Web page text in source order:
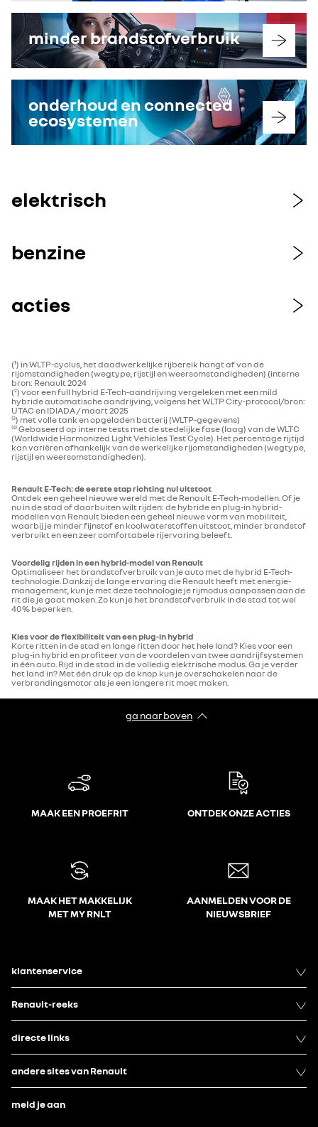
minder brandstofverbruik
onderhoud en connected
ecosystemen
elektrisch
benzine
acties
(¹) in WLTP-cyclus, het daadwerkelijke rijbereik hangt af van de
rijomstandigheden (wegtype, rijstijl en weersomstandigheden) (interne
bron: Renault 2024
(2) voor een full hybrid E-Tech-aandrijving vergeleken met een mild
hybride automatische aandrijving, volgens het WLTP City-protocol/bron:
UTAC en IDIADA / maart 2025
(3) met volle tank en opgeladen batterij (WLTP-gegevens)
(4) Gebaseerd op interne tests met de stedelijke fase (laag) van de WLTC
(Worldwide Harmonized Light Vehicles Test Cycle). Het percentage rijtijd
kan variëren afhankelijk van de werkelijke rijomstandigheden (wegtype,
rijstijl en weersomstandigheden).
Renault E-Tech: de eerste stap richting nul uitstoot
Ontdek een geheel nieuwe wereld met de Renault E-Tech-modellen. Of je
nu in de stad of daarbuiten wilt rijden: de hybride en plug-in hybrid-
modellen van Renault bieden een geheel nieuwe vorm van mobiliteit,
waarbij je minder fijnstof en koolwaterstoffen uitstoot, minder brandstof
verbruikt en een zeer comfortabele rijervaring beleeft.
Voordelig rijden in een hybrid-model van Renault
Optimaliseer het brandstofverbruik van je auto met de hybrid E-Tech-
technologie. Dankzij de lange ervaring die Renault heeft met energie-
management, kun je met deze technologie je rijmodus aanpassen aan de
rit die je gaat maken. Zo kun je het brandstofverbruik in de stad tot wel
40% beperken.
Kies voor de flexibiliteit van een plug-in hybrid
Korte ritten in de stad en lange ritten door het hele land? Kies voor een
plug-in hybrid en profiteer van de voordelen van twee aandrijfsystemen
in één auto. Rijd in de stad in de volledig elektrische modus. Ga je verder
het land in? Met één druk op de knop kun je overschakelen naar de
verbrandingsmotor als je een langere rit moet maken.
ga naar boven
MAAK EEN PROEFRIT ONTDEK ONZE ACTIES
MAAK HET MAKKELIJK
MET MY RNLT
AANMELDEN VOOR DE
NIEUWSBRIEF
klantenservice
Renault-reeks
directe links
andere sites van Renault
meld je aan